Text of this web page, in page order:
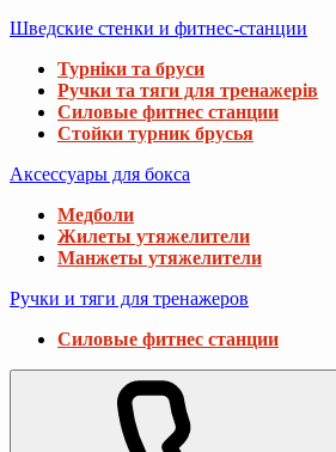
Шведские стенки и фитнес-станции
Турніки та бруси
Ручки та тяги для тренажерів
Силовые фитнес станции
Стойки турник брусья
Аксессуары для бокса
Медболи
Жилеты утяжелители
Манжеты утяжелители
Ручки и тяги для тренажеров
Силовые фитнес станции